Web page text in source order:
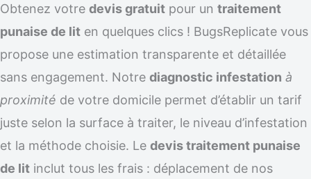
Obtenez votre devis gratuit pour un traitement
punaise de lit en quelques clics ! BugsReplicate vous
propose une estimation transparente et détaillée
sans engagement. Notre diagnostic infestation à
proximité de votre domicile permet d’établir un tarif
juste selon la surface à traiter, le niveau d’infestation
et la méthode choisie. Le devis traitement punaise
de lit inclut tous les frais : déplacement de nos